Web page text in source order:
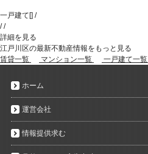
一戸建て[] /
//
詳細を見る
江戸川区の最新不動産情報をもっと見る
賃貸一覧
マンション一覧 一戸建て一覧
ホーム
運営会社
情報提供求む